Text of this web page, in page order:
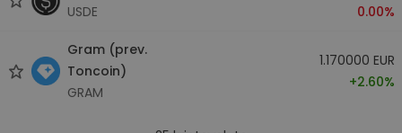
USDE
0.00%
Gram (prev.
Toncoin)
GRAM
1.170000 EUR
+2.60%